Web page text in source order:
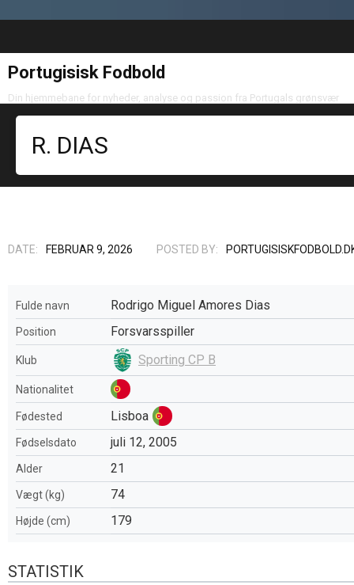
Portugisisk Fodbold
Din hjemmebane for nyheder, analyse og passion fra Portugals grønsvær
R. DIAS
DATE: FEBRUAR 9, 2026 POSTED BY:
Fulde navn Rodrigo Miguel Amores Dias
Position Forsvarsspiller
Klub Sporting CP B
Nationalitet
Fødested Lisboa
Fødselsdato juli 12, 2005
Alder 21
Vægt (kg) 74
Højde (cm) 179
STATISTIK